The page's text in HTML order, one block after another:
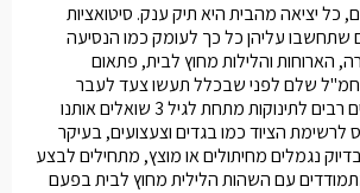
כל יציאה מהבית היא תיק ענק. סיטואציות
עליהן כל כך לעומק כמו הנסיעה
הארוחות והלילות מחוץ לבית, פתאום
חמ"ל שלם לפני שבכלל תעשו צעד לעבר
היציאה מהדלת. הורים רבים לתינוקות מתחת לגיל 3 שואלים אותנו
לרשימת הציוד כמו בגדים וצעצועים, בעיקר
נגמלים מחיתולים או מוצץ, מתחילים לבצע
עם השהות הלילית מחוץ לבית בפעם